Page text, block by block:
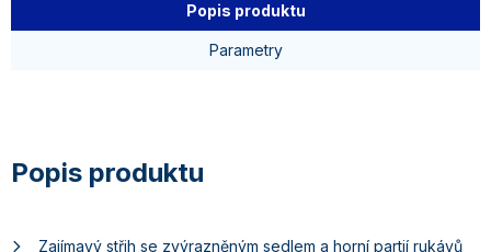
Popis produktu
Parametry
Zajímavý střih se zvýrazněným sedlem a horní partií rukávů